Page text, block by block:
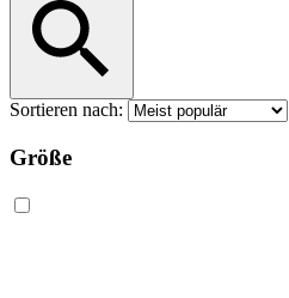
Sortieren nach:
Größe